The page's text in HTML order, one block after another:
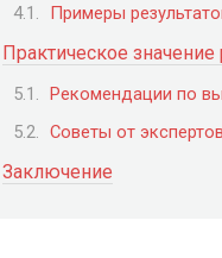
Примеры
Практическое значение
Рекомендации по
Советы от экспертов
Заключение